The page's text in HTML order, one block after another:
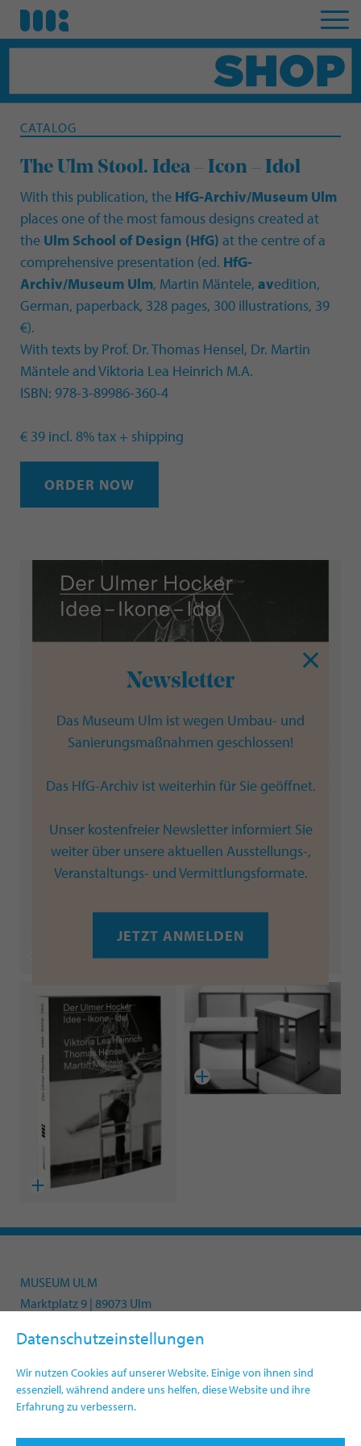
Datenschutzeinstellungen
Wir nutzen Cookies auf unserer Website. Einige von ihnen sind
essenziell, während andere uns helfen, diese Website und ihre
Erfahrung zu verbessern.
CATALOG
The Ulm Stool. Idea – Icon – Idol
With this publication, the HfG-Archiv/Museum Ulm
places one of the most famous designs created at
the Ulm School of Design (HfG) at the centre of a
comprehensive presentation (ed. HfG-
Archiv/Museum Ulm, Martin Mäntele, avedition,
German, paperback, 328 pages, 300 illustrations, 39
€).
With texts by Prof. Dr. Thomas Hensel, Dr. Martin
Mäntele and Viktoria Lea Heinrich M.A.
ISBN: 978-3-89986-360-4
€ 39 incl. 8% tax + shipping
ORDER NOW
MUSEUM ULM
Marktplatz 9 | 89073 Ulm
info.museum@ulm.de
www.museumulm.de/en
Newsletter
Das Museum Ulm ist wegen Umbau- und
Sanierungsmaßnahmen geschlossen!
Das HfG-Archiv ist weiterhin für Sie geöffnet.
Unser kostenfreier Newsletter informiert Sie
weiter über unsere aktuellen Ausstellungs-,
Veranstaltungs- und Vermittlungsformate.
JETZT ANMELDEN